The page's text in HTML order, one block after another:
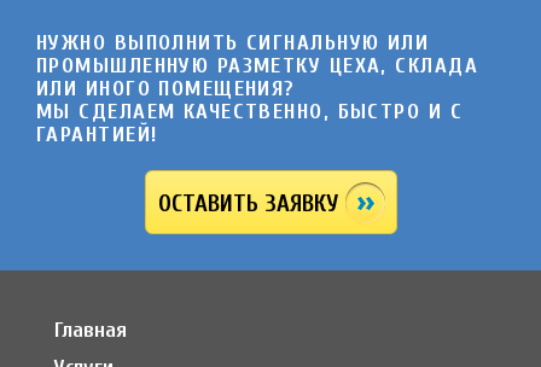
НУЖНО ВЫПОЛНИТЬ СИГНАЛЬНУЮ ИЛИ
ПРОМЫШЛЕННУЮ РАЗМЕТКУ ЦЕХА, СКЛАДА
ИЛИ ИНОГО ПОМЕЩЕНИЯ?
МЫ СДЕЛАЕМ КАЧЕСТВЕННО, БЫСТРО И C
ГАРАНТИЕЙ!
ОСТАВИТЬ ЗАЯВКУ
Главная